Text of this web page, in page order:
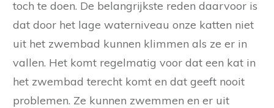
toch te doen. De belangrijkste reden daarvoor is
dat door het lage waterniveau onze katten niet
uit het zwembad kunnen klimmen als ze er in
vallen. Het komt regelmatig voor dat een kat in
het zwembad terecht komt en dat geeft nooit
problemen. Ze kunnen zwemmen en er uit